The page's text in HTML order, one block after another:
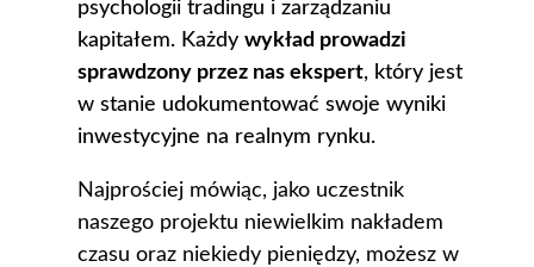
psychologii tradingu i zarządzaniu
kapitałem. Każdy wykład prowadzi
sprawdzony przez nas ekspert, który jest
w stanie udokumentować swoje wyniki
inwestycyjne na realnym rynku.
Najprościej mówiąc, jako uczestnik
naszego projektu niewielkim nakładem
czasu oraz niekiedy pieniędzy, możesz w